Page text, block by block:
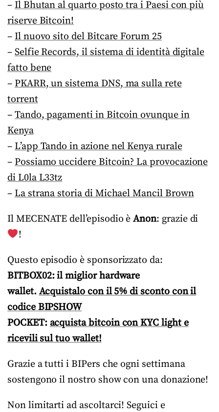
– Il Bhutan al quarto posto tra i Paesi con più
riserve Bitcoin!
– Il nuovo sito del Bitcare Forum 25
– Selfie Records, il sistema di identità digitale
fatto bene
– PKARR, un sistema DNS, ma sulla rete
torrent
– Tando, pagamenti in Bitcoin ovunque in
Kenya
– L’app Tando in azione nel Kenya rurale
– Possiamo uccidere Bitcoin? La provocazione
di L0la L33tz
– La strana storia di Michael Mancil Brown
Il MECENATE dell’episodio èAnon: grazie di
!
Questo episodio è sponsorizzato da:
BITBOX02: il miglior hardware
wallet.Acquistalo con il 5% di sconto con il
codice BIPSHOW
POCKET:acquista bitcoin con KYC light e
ricevili sul tuo wallet!
Grazie a tutti i BIPers che ogni settimana
sostengono il nostro show con una donazione!
Non limitarti ad ascoltarci! Seguici e